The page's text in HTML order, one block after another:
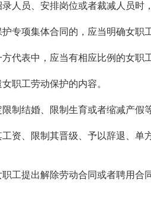
人员、安排岗位或者裁减人员时
项集体合同的，应当明确女职
代表中，应当有相应比例的女职
职工劳动保护的内容。
结婚、限制生育或者缩减产假
资、限制其晋级、予以辞退、
工提出解除劳动合同或者聘用合